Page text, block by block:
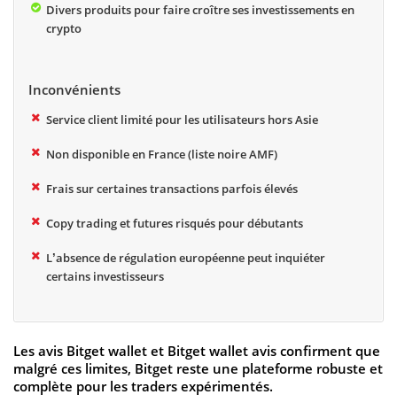
Divers produits pour faire croître ses investissements en
crypto
Inconvénients
Service client limité pour les utilisateurs hors Asie
Non disponible en France (liste noire AMF)
Frais sur certaines transactions parfois élevés
Copy trading et futures risqués pour débutants
L’absence de régulation européenne peut inquiéter
certains investisseurs
Les avis Bitget wallet et Bitget wallet avis confirment que
malgré ces limites, Bitget reste une plateforme robuste et
complète pour les traders expérimentés.